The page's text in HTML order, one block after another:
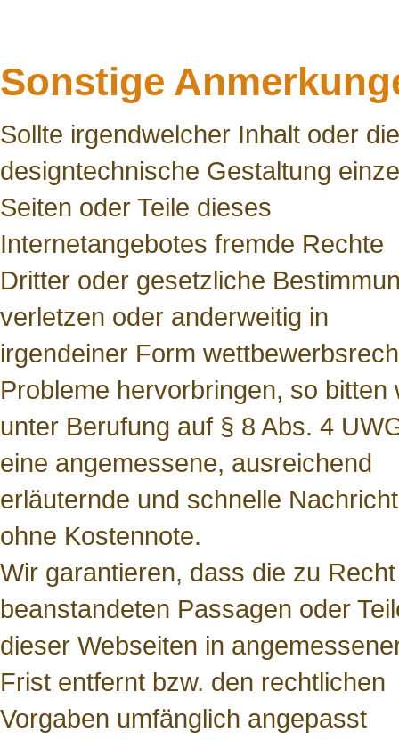
Sonstige
Sollte irgendwelcher Inhalt oder die
designtechnische Gestaltung
Seiten oder Teile dieses
Internetangebotes fremde Rechte
Dritter oder gesetzliche
verletzen oder anderweitig in
irgendeiner Form
Probleme hervorbringen, so bitten
unter Berufung auf § 8 Abs. 4
eine angemessene, ausreichend
erläuternde und schnelle Nachricht
ohne Kostennote.
Wir garantieren, dass die zu Recht
beanstandeten Passagen oder
dieser Webseiten in
Frist entfernt bzw. den rechtlichen
Vorgaben umfänglich angepasst